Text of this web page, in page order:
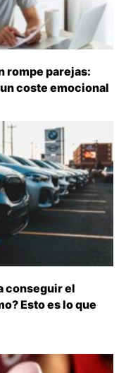
rompe parejas:
coste emocional
conseguir el
Esto es lo que